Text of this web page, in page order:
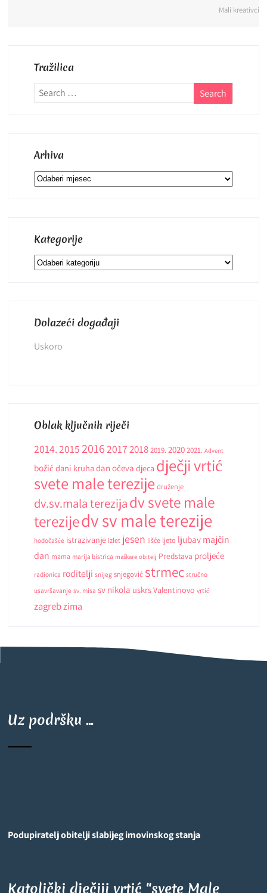
Mali kreativci
Tražilica
Arhiva
Arhiva
Kategorije
Kategorije
Dolazeći događaji
Uskoro
Oblak ključnih riječi
2014.2015201620172018 2019. 2020 2021. Advent
božić dani kruhadan očeva djeca dječji vrtić
svete male terezije druženje
dv.sv.mala terezijadv svete male
terezijedv sv male terezije
hodočašće istrazivanje izlet jesen lišće ljeto ljubav majčin
dan mama marija bistrica maškare obitelj Predstava proljeće
radionica roditelji snijeg snjegović strmec stručno
usavršavanje sv. misa sv nikola uskrsValentinovo vrtić
zagrebzima
Uz podršku ...
Podupiratelj obitelji slabijeg imovinskog stanja
Katolički dječiji vrtić "svete Male